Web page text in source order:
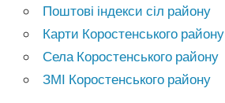
Поштові індекси сіл району
Карти Коростенського району
Села Коростенського району
ЗМІ Коростенського району